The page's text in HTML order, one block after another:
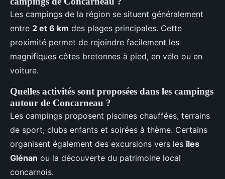
Les campings de la région se situent généralement
entre 2 et 6 km des plages principales. Cette
proximité permet de rejoindre facilement les
magnifiques côtes bretonnes à pied, en vélo ou en
voiture.
Quelles activités sont proposées dans les campings
autour de Concarneau ?
Les campings proposent piscines chauffées, terrains
de sport, clubs enfants et soirées à thème. Certains
organisent également des excursions vers lesîles
Glénan ou la découverte du patrimoine local
concarnois.